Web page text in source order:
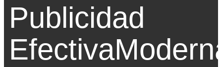
Publicidad
Efectiva